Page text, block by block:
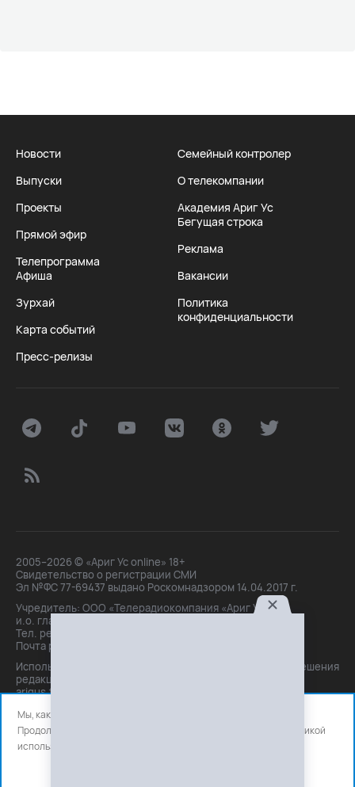
Новости
Выпуски
Проекты
Прямой эфир
Телепрограмма
Афиша
Зурхай
Карта событий
Пресс-релизы
Семейный контролер
О телекомпании
Академия Ариг Ус
Бегущая строка
Реклама
Вакансии
Политика
конфиденциальности
2005–2026 © «Ариг Ус online» 18+
Свидетельство о регистрации СМИ
Эл №ФС 77-69437 выдано Роскомнадзором 14.04.2017 г.
Учредитель: ООО «Телерадиокомпания «Ариг Ус»,
и.о. главного редактора: Маханова О.Б.
Тел. peдakции: +7(3012)21-30-14,
Почта peдakции: editor@arigus.tv
Использование материалов только с письменного разрешения
редакции. При цитировании прямая активная ссылка на
arigus.tv обязательна.
Мы, как и все используем файлы cookie и сервисы аналитики.
Продолжая использовать сайт, вы соглашаетесь с нашей
политикой
использования